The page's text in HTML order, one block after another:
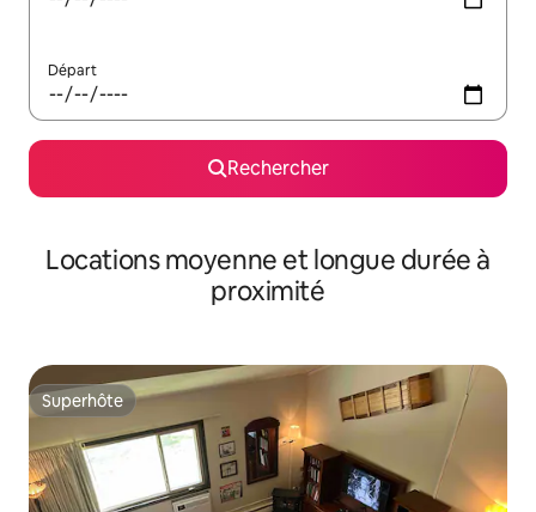
Départ
Rechercher
Locations moyenne et longue durée à
proximité
Superhôte
Superhôte